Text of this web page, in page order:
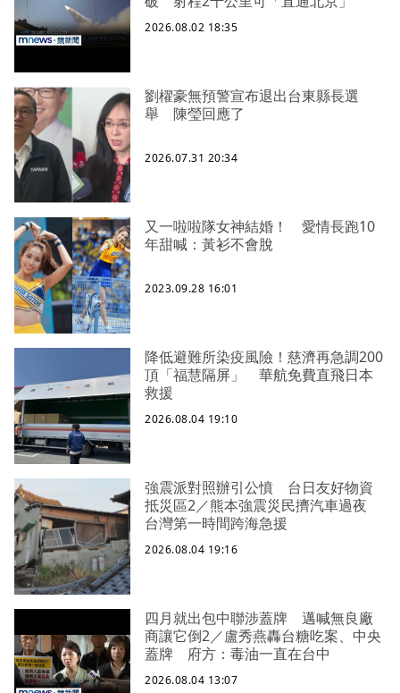
2026.08.02 18:35
劉櫂豪無預警宣布退出台東縣長選
舉 陳瑩回應了
2026.07.31 20:34
又一啦啦隊女神結婚！ 愛情長跑10
年甜喊：黃衫不會脫
2023.09.28 16:01
降低避難所染疫風險！慈濟再急調200
頂「福慧隔屏」 華航免費直飛日本
救援
2026.08.04 19:10
強震派對照辦引公憤 台日友好物資
抵災區2／熊本強震災民擠汽車過夜
台灣第一時間跨海急援
2026.08.04 19:16
四月就出包中聯涉蓋牌 邁喊無良廠
商讓它倒2／盧秀燕轟台糖吃案、中央
蓋牌 府方：毒油一直在台中
2026.08.04 13:07